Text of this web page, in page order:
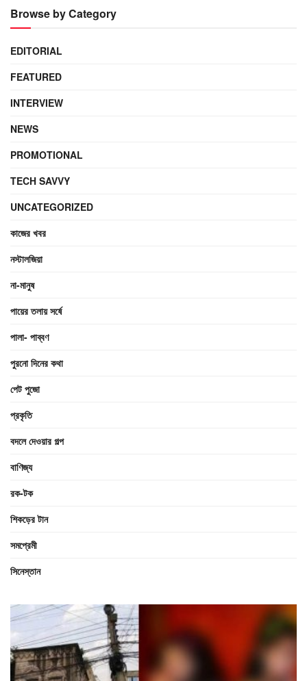
Browse by Category
EDITORIAL
FEATURED
INTERVIEW
NEWS
PROMOTIONAL
TECH SAVVY
UNCATEGORIZED
কাজের খবর
নস্টালজিয়া
না-মানুষ
পায়ের তলায় সর্ষে
পালা- পাব্বণ
পুরনো দিনের কথা
পেট পুজো
প্রকৃতি
বদলে দেওয়ার গল্প
বাণিজ্য
রক-টক
শিকড়ের টান
সমপ্রেমী
সিনেস্তান